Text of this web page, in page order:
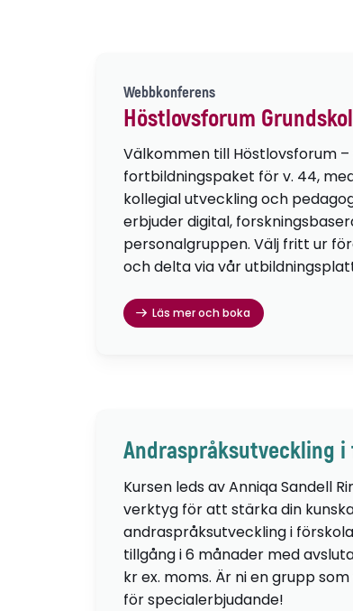
Webbkonferens
Höstlovsforum
Välkommen till Höstlovsforum
fortbildningspaket för v. 44,
kollegial utveckling och
erbjuder digital,
personalgruppen. Välj fritt ur
och delta via vår
Läs mer och boka
Andraspråksutveckling i
Kursen leds av Anniqa Sandell
verktyg för att stärka din
andraspråksutveckling i
tillgång i 6 månader med
kr ex. moms. Är ni en grupp
för specialerbjudande!